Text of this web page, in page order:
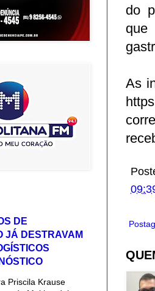
do
que
As
DE
JÁ DESTRAVAM
Priscila Krause